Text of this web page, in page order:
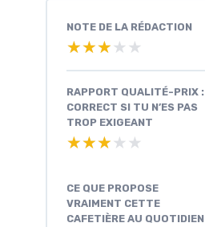
NOTE DE LA RÉDACTION
★★★★★
★★★★★
RAPPORT QUALITÉ-PRIX :
CORRECT SI TU N’ES PAS
TROP EXIGEANT
★★★★★
★★★★★
CE QUE PROPOSE
VRAIMENT CETTE
CAFETIÈRE AU QUOTIDIEN